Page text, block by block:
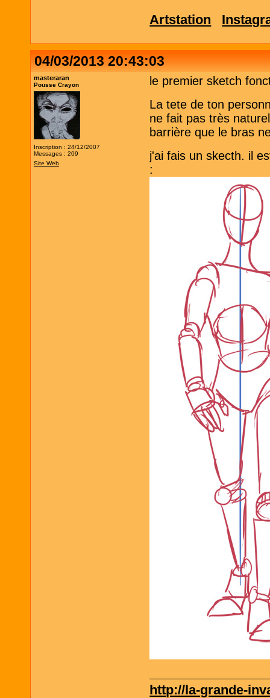
Artstation
04/03/2013 20:43:03
masteraran
Pousse Crayon
Inscription : 24/12/2007
Messages : 209
Site Web
le premier sketch
La tete de ton
ne fait pas très
barrière que le bras
j'ai fais un skecth. il
:
http://la-grande-